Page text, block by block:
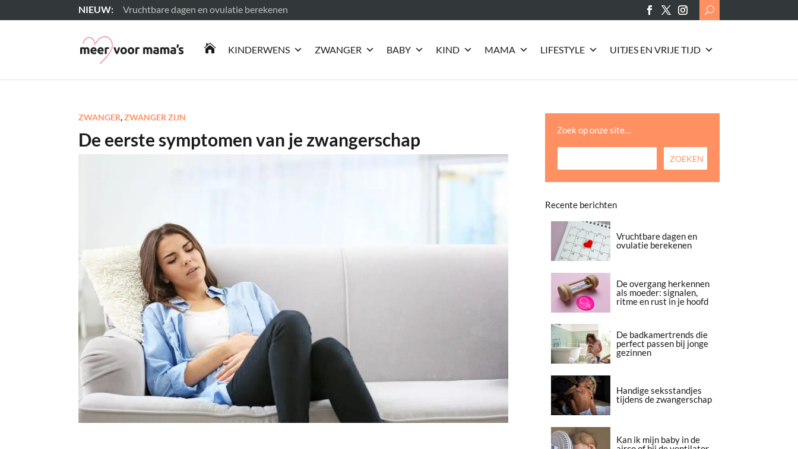
Vruchtbare dagen en ovulatie berekenen
Lees meer
Search
for:
 KINDERWENS ZWANGER BABY KIND MAMA LIFESTYLE UITJES EN VRIJE TIJD
ZWANGER,ZWANGER ZIJN
De eerste symptomen van je zwangerschap Zoek op onze site…
Recente berichten
Vruchtbare dagen en
ovulatie berekenen
De overgang herkennen
als moeder: signalen,
ritme en rust in je hoofd
De badkamertrends die
perfect passen bij jonge
gezinnen
Handige seksstandjes
tijdens de zwangerschap
Kan ik mijn baby in de